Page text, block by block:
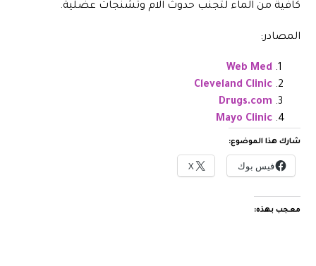
كافية من الماء لتجنب حدوث آلام وتشنجات عضلية.
المصادر:
Web Med
Cleveland Clinic
Drugs.com
Mayo Clinic
شارك هذا الموضوع:
فيس بوك X
معجب بهذه: